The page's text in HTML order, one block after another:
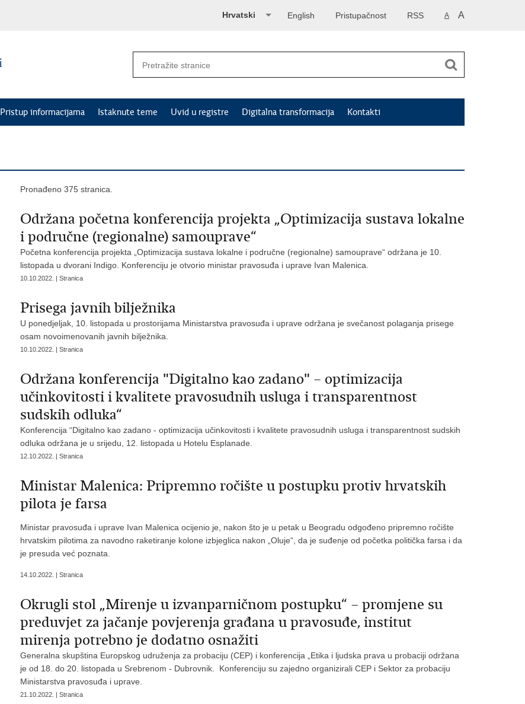
A A
RSS
Pristupačnost
English
Hrvatski
Pristup informacijama Istaknute teme Uvid u registre Digitalna transformacija Kontakti
Pronađeno 375 stranica.
Održana početna konferencija projekta „Optimizacija sustava lokalne
i područne (regionalne) samouprave“
Početna konferencija projekta „Optimizacija sustava lokalne i područne (regionalne) samouprave“ održana je 10.
listopada u dvorani Indigo. Konferenciju je otvorio ministar pravosuđa i uprave Ivan Malenica.
10.10.2022. | Stranica
Prisega javnih bilježnika
U ponedjeljak, 10. listopada u prostorijama Ministarstva pravosuđa i uprave održana je svečanost polaganja prisege
osam novoimenovanih javnih bilježnika.
10.10.2022. | Stranica
Održana konferencija "Digitalno kao zadano" – optimizacija
učinkovitosti i kvalitete pravosudnih usluga i transparentnost
sudskih odluka“
Konferencija “Digitalno kao zadano - optimizacija učinkovitosti i kvalitete pravosudnih usluga i transparentnost sudskih
odluka održana je u srijedu, 12. listopada u Hotelu Esplanade.
12.10.2022. | Stranica
Ministar Malenica: Pripremno ročište u postupku protiv hrvatskih
pilota je farsa
Ministar pravosuđa i uprave Ivan Malenica ocijenio je, nakon što je u petak u Beogradu odgođeno pripremno ročište
hrvatskim pilotima za navodno raketiranje kolone izbjeglica nakon „Oluje“, da je suđenje od početka politička farsa i da
je presuda već poznata.
14.10.2022. | Stranica
Okrugli stol „Mirenje u izvanparničnom postupku“ – promjene su
preduvjet za jačanje povjerenja građana u pravosuđe, institut
mirenja potrebno je dodatno osnažiti
Generalna skupština Europskog udruženja za probaciju (CEP) i konferencija „Etika i ljudska prava u probaciji održana
je od 18. do 20. listopada u Srebrenom - Dubrovnik. Konferenciju su zajedno organizirali CEP i Sektor za probaciju
Ministarstva pravosuđa i uprave.
21.10.2022. | Stranica